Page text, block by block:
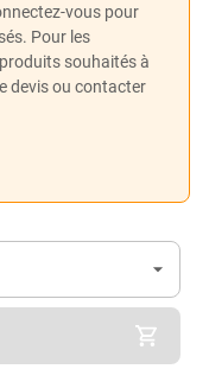
vous pour
Pour les
souhaités à
devis ou contacter
(Optionnel)